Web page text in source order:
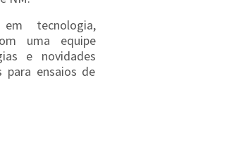
tecnologia,
uma equipe
e novidades
para ensaios de